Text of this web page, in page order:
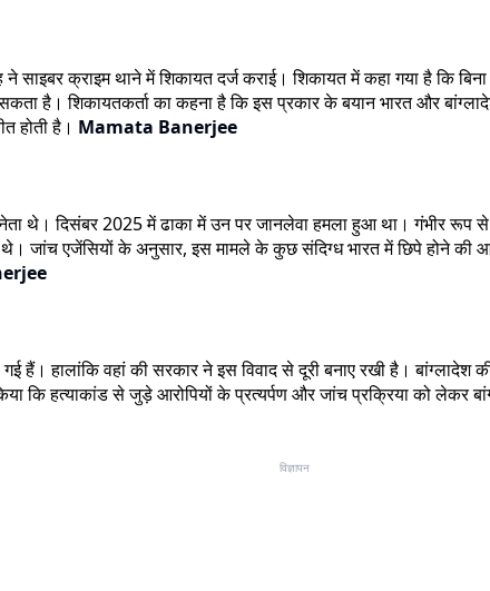
ने साइबर क्राइम थाने में शिकायत दर्ज कराई। शिकायत में कहा गया है कि
है। शिकायतकर्ता का कहना है कि इस प्रकार के बयान भारत और
होती है। Mamata Banerjee
थे। दिसंबर 2025 में ढाका में उन पर जानलेवा हमला हुआ था। गंभीर रूप से
थे। जांच एजेंसियों के अनुसार, इस मामले के कुछ संदिग्ध भारत में छिपे होने की
हैं। हालांकि वहां की सरकार ने इस विवाद से दूरी बनाए रखी है।
किया कि हत्याकांड से जुड़े आरोपियों के प्रत्यर्पण और जांच प्रक्रिया को
विज्ञापन